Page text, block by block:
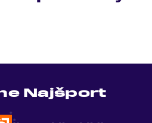
Najšport